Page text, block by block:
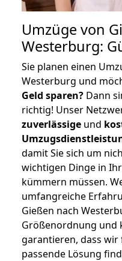
Umzüge von
Westerburg:
Sie planen einen
Westerburg und
Geld sparen? Dann
richtig! Unser
zuverlässige und
damit Sie sich um
wichtigen Dinge in
kümmern müssen.
umfangreiche
Gießen nach
Größenordnung und
garantieren, dass
passende Lösung